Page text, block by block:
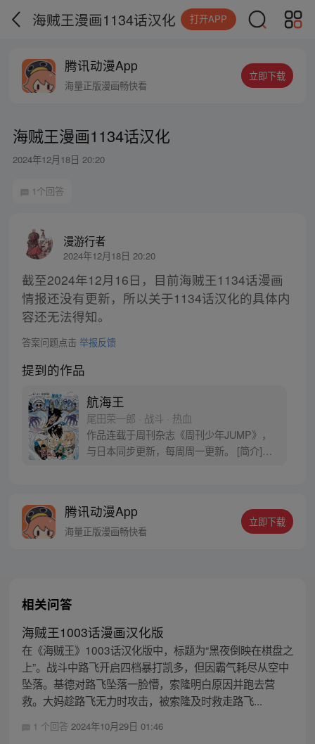
海贼王漫画1134话汉化 打开APP
腾讯动漫App
海量正版漫画畅快看
立即下载
海贼王漫画1134话汉化
2024年12月18日 20:20
1个回答
漫游行者
2024年12月18日 20:20
截至2024年12月16日，目前海贼王1134话漫画
情报还没有更新，所以关于1134话汉化的具体内
容还无法得知。
答案问题点击 举报反馈
提到的作品
航海王
尾田荣一郎 · 战斗 · 热血
作品连载于周刊杂志《周刊少年JUMP》，
与日本同步更新，每周周一更新。 [简介]有
十年后，路飞为实现与因救他而断臂的杰克
斯的约定而出海，开始了以成为海盗王为目
腾讯动漫App
海量正版漫画畅快看
立即下载
相关问答
海贼王1003话漫画汉化版
在《海贼王》1003话汉化版中，标题为“黑夜倒映在棋盘之
上”。战斗中路飞开启四档暴打凯多，但因霸气耗尽从空中
坠落。基德对路飞坠落一脸懵，索隆明白原因并跑去营
救。大妈趁路飞无力时攻击，被索隆及时救走路飞...
1 个回答 2024年10月29日 01:46